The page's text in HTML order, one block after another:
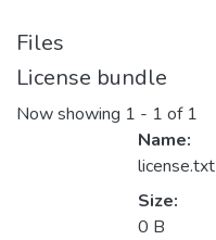
Files
License bundle
Now showing 1 - 1 of 1
Name:
license.txt
Size:
0 B